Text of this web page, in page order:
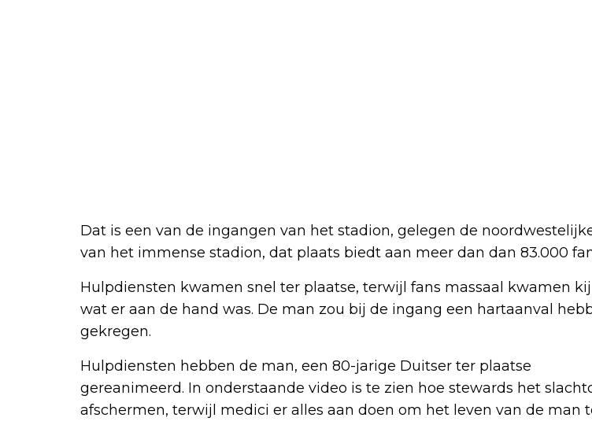
Dat is een van de ingangen van het stadion, gelegen de
van het immense stadion, dat plaats biedt aan meer dan dan 83.000
Hulpdiensten kwamen snel ter plaatse, terwijl fans massaal kwamen
wat er aan de hand was. De man zou bij de ingang een hartaanval
gekregen.
Hulpdiensten hebben de man, een 80-jarige Duitser ter plaatse
gereanimeerd. In onderstaande video is te zien hoe stewards het
afschermen, terwijl medici er alles aan doen om het leven van de man